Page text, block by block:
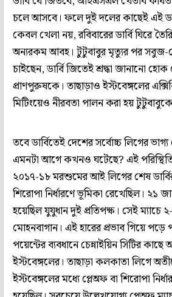
চলে আসবে। ফলে দুই দলের কাছেই এই
কেবল খেলা নয়, রবিবারের ডার্বি ঘিরে
অন্যরকম আবহ। টুটুবাবুর মৃত্যুর পর সবুজ-
চাইছেন, ডার্বি জিতেই শ্রদ্ধা জানানো
প্রাণপুরুষকে। তাছাড়াও ইস্টবেঙ্গলের
মিটিংয়েও নীরবতা পালন করা হয়
তবে ডার্বিতেই দেশের সর্বোচ্চ লিগের
এমনটা আগে কখনও ঘটেছে? এই
২০১৭-১৮ মরশুমের আই লিগের শেষ
শিরোপা নির্ধারণে ভূমিকা রেখেছিল। ২১
হয়েছিল যুযুধান দুই প্রতিপক্ষ। সেই
মোহনবাগান। এই হারের প্রভাব গিয়ে পড়ে
পয়েন্টের ব্যবধানে চেন্নাইয়িন সিটির
ইস্টবেঙ্গলের। তাছাড়া কলকাতা লিগে
ইস্টবেঙ্গলের মধ্যে প্লেঅফ বা শিরোপা